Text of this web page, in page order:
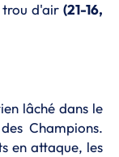
trou d'air (21-16,
lâché dans le
Champions.
en attaque, les